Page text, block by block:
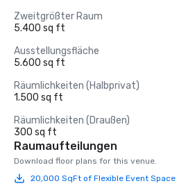
Zweitgrößter Raum
5.400 sq ft
Ausstellungsfläche
5.600 sq ft
Räumlichkeiten (Halbprivat)
1.500 sq ft
Räumlichkeiten (Draußen)
300 sq ft
Raumaufteilungen
Download floor plans for this venue.
20,000 SqFt of Flexible Event Space